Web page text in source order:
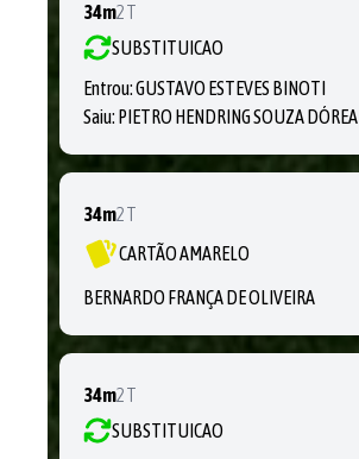
34m2T
SUBSTITUICAO
Entrou:GUSTAVO ESTEVES BINOTI
Saiu: PIETRO HENDRING SOUZA DÓREA
34m2T
CARTÃO AMARELO
BERNARDO FRANÇA DE OLIVEIRA
34m2T
SUBSTITUICAO